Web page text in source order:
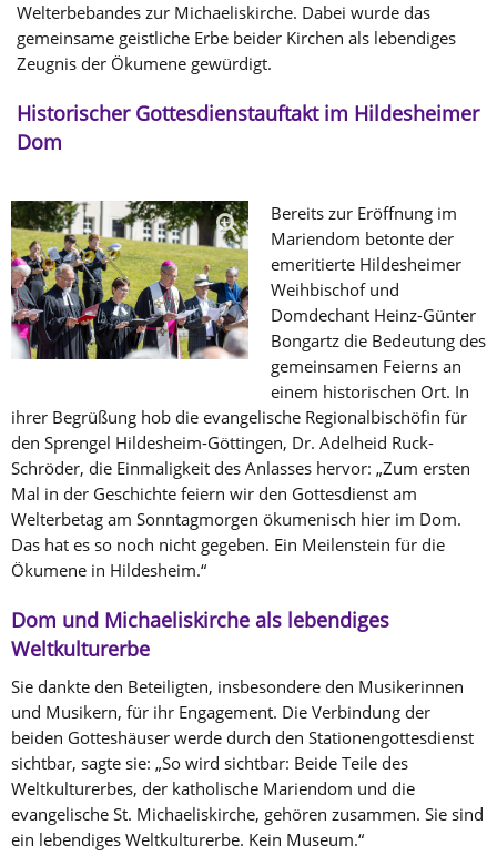
Welterbebandes zur Michaeliskirche. Dabei wurde das
gemeinsame geistliche Erbe beider Kirchen als lebendiges
Zeugnis der Ökumene gewürdigt.
Historischer Gottesdienstauftakt im Hildesheimer
Dom
Bereits zur Eröffnung im
Mariendom betonte der
emeritierte Hildesheimer
Weihbischof und
Domdechant Heinz-Günter
Bongartz die Bedeutung des
gemeinsamen Feierns an
einem historischen Ort. In
ihrer Begrüßung hob die evangelische Regionalbischöfin für
den Sprengel Hildesheim-Göttingen, Dr. Adelheid Ruck-
Schröder, die Einmaligkeit des Anlasses hervor: „Zum ersten
Mal in der Geschichte feiern wir den Gottesdienst am
Welterbetag am Sonntagmorgen ökumenisch hier im Dom.
Das hat es so noch nicht gegeben. Ein Meilenstein für die
Ökumene in Hildesheim.“
Dom und Michaeliskirche als lebendiges
Weltkulturerbe
Sie dankte den Beteiligten, insbesondere den Musikerinnen
und Musikern, für ihr Engagement. Die Verbindung der
beiden Gotteshäuser werde durch den Stationengottesdienst
sichtbar, sagte sie: „So wird sichtbar: Beide Teile des
Weltkulturerbes, der katholische Mariendom und die
evangelische St. Michaeliskirche, gehören zusammen. Sie sind
ein lebendiges Weltkulturerbe. Kein Museum.“